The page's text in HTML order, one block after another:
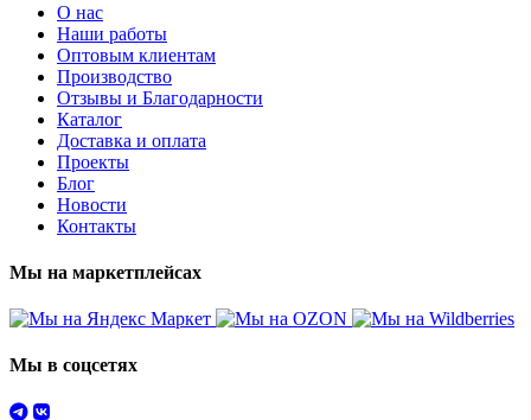
О нас
Наши работы
Оптовым клиентам
Производство
Отзывы и Благодарности
Каталог
Доставка и оплата
Проекты
Блог
Новости
Контакты
Мы на маркетплейсах
Мы в соцсетях